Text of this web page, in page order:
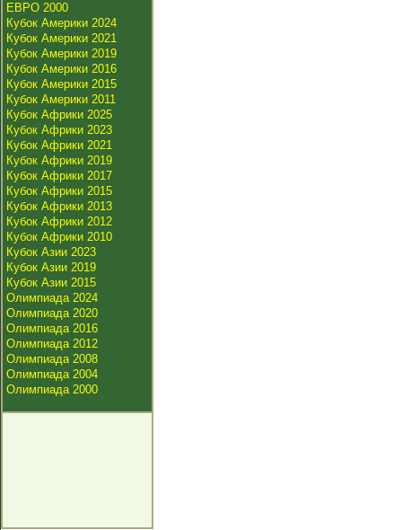
ЕВРО 2000
Кубок Америки 2024
Кубок Америки 2021
Кубок Америки 2019
Кубок Америки 2016
Кубок Америки 2015
Кубок Америки 2011
Кубок Африки 2025
Кубок Африки 2023
Кубок Африки 2021
Кубок Африки 2019
Кубок Африки 2017
Кубок Африки 2015
Кубок Африки 2013
Кубок Африки 2012
Кубок Африки 2010
Кубок Азии 2023
Кубок Азии 2019
Кубок Азии 2015
Олимпиада 2024
Олимпиада 2020
Олимпиада 2016
Олимпиада 2012
Олимпиада 2008
Олимпиада 2004
Олимпиада 2000